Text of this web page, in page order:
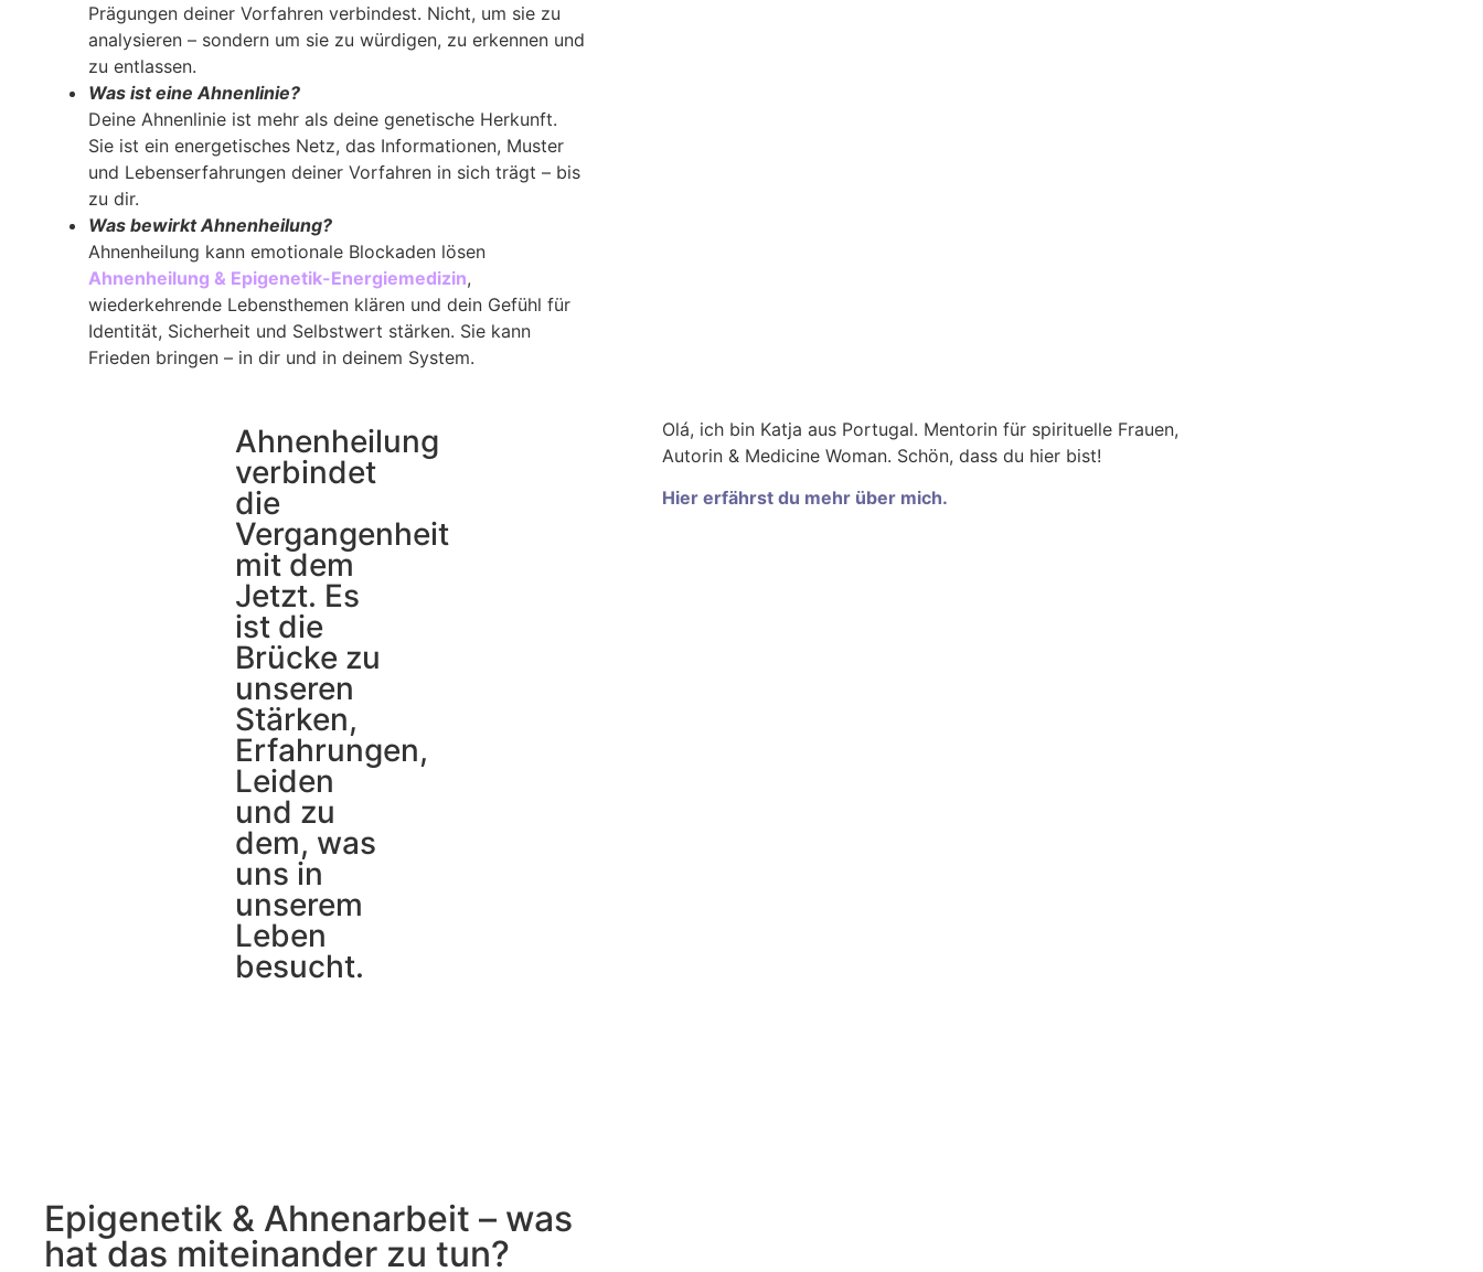
Prägungen deiner Vorfahren verbindest. Nicht, um sie zu
analysieren – sondern um sie zu würdigen, zu erkennen und
zu entlassen.
Was ist eine Ahnenlinie?
Deine Ahnenlinie ist mehr als deine genetische Herkunft.
Sie ist ein energetisches Netz, das Informationen, Muster
und Lebenserfahrungen deiner Vorfahren in sich trägt – bis
zu dir.
Was bewirkt Ahnenheilung?
Ahnenheilung kann emotionale Blockaden lösen
Ahnenheilung & Epigenetik-Energiemedizin,
wiederkehrende Lebensthemen klären und dein Gefühl für
Identität, Sicherheit und Selbstwert stärken. Sie kann
Frieden bringen – in dir und in deinem System.
Ahnenheilung
verbindet
die
Vergangenheit
mit dem
Jetzt. Es
ist die
Brücke zu
unseren
Stärken,
Erfahrungen,
Leiden
und zu
dem, was
uns in
unserem
Leben
besucht.
Epigenetik & Ahnenarbeit – was
hat das miteinander zu tun?
Olá, ich bin Katja aus Portugal. Mentorin für spirituelle Frauen,
Autorin & Medicine Woman. Schön, dass du hier bist!
Hier erfährst du mehr über mich.